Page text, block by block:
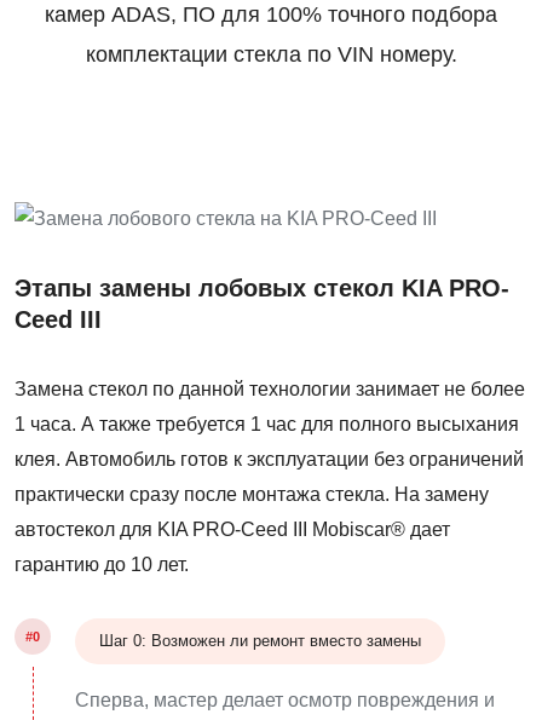
камер ADAS, ПО для 100% точного подбора
комплектации стекла по VIN номеру.
Этапы замены лобовых стекол KIA PRO-
Ceed III
Замена стекол по данной технологии занимает не более
1 часа. А также требуется 1 час для полного высыхания
клея. Автомобиль готов к эксплуатации без ограничений
практически сразу после монтажа стекла. На замену
автостекол для KIA PRO-Ceed III Mobiscar® дает
гарантию до 10 лет.
#0 Шаг 0: Возможен ли ремонт вместо замены
Сперва, мастер делает осмотр повреждения и